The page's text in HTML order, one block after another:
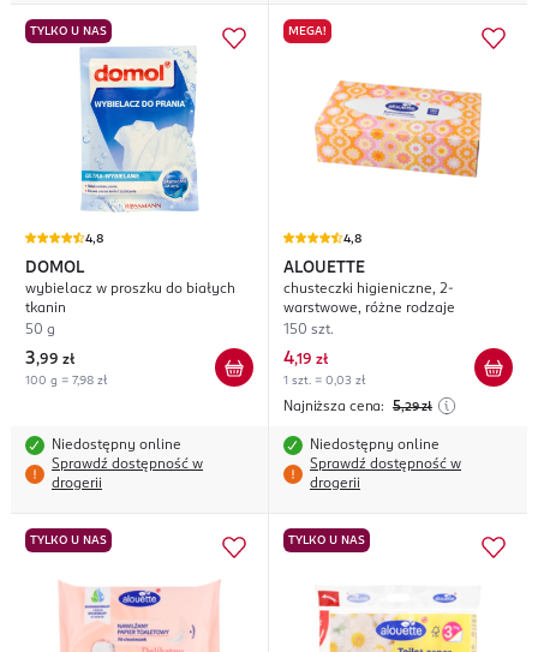
TYLKO U NAS
4,8
DOMOL
wybielacz w proszku do białych
tkanin
50 g
3,99 zł
100 g = 7,98 zł
Niedostępny online
Sprawdź dostępność w
drogerii
MEGA!
4,8
ALOUETTE
chusteczki higieniczne, 2-
warstwowe, różne rodzaje
150 szt.
4,19 zł
1 szt. = 0,03 zł
Najniższa cena: 5,29 zł
Niedostępny online
Sprawdź dostępność w
drogerii
TYLKO U NAS TYLKO U NAS